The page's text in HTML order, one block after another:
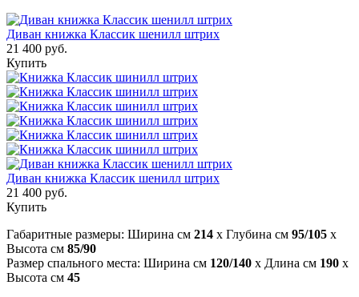
Диван книжка Классик шенилл штрих
21 400 руб.
Купить
Диван книжка Классик шенилл штрих
21 400 руб.
Купить
Габаритные размеры: Ширина см 214 x Глубина см 95/105 x
Высота см 85/90
Размер спального места: Ширина см 120/140 x Длина см 190 x
Высота см 45